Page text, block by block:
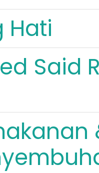
Hati
Said